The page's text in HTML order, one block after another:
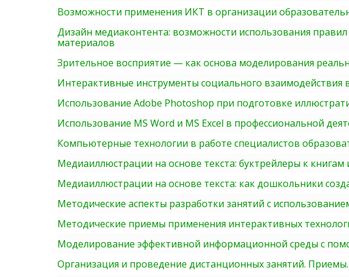
Возможности применения ИКТ в организации
Дизайн медиаконтента: возможности использования
материалов
Зрительное восприятие — как основа моделирования
Интерактивные инструменты социального взаимодействия
Использование Adobe Photoshop при подготовке
Использование MS Word и MS Excel в профессиональной
Компьютерные технологии в работе специалистов
Медиаиллюстрации на основе текста: буктрейлеры к
Медиаиллюстрации на основе текста: как дошкольники
Методические аспекты разработки занятий с
Методические приемы применения интерактивных
Моделирование эффективной информационной среды с
Организация и проведение дистанционных занятий.